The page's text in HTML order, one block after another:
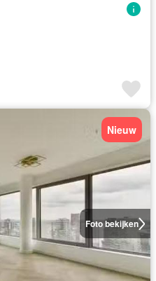
Foto bekijken
Nieuw